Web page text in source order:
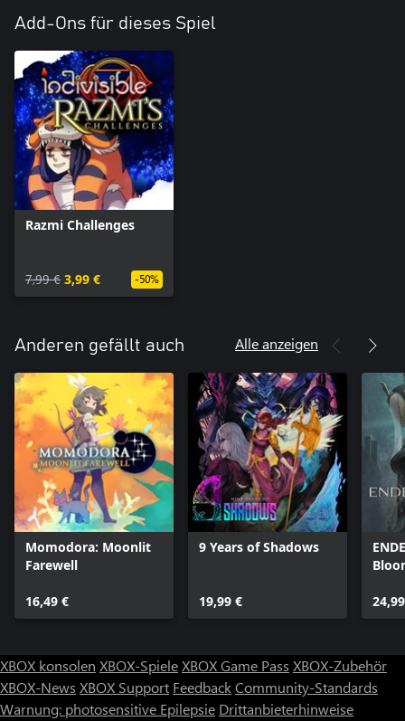
Add-Ons für dieses Spiel
Razmi Challenges
7,99 € 3,99 € -50%
Anderen gefällt auch Alle anzeigen
Momodora: Moonlit
Farewell
16,49 €
9 Years of Shadows
19,99 €
XBOX konsolen XBOX-SpieleXBOX Game Pass XBOX-Zubehör
XBOX-News XBOX Support FeedbackCommunity-Standards
Warnung: photosensitive Epilepsie Drittanbieterhinweise